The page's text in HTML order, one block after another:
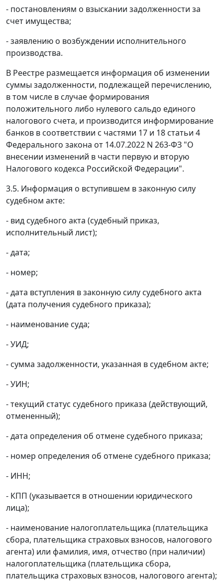
- постановлениям о взыскании задолженности за
счет имущества;
- заявлению о возбуждении исполнительного
производства.
В Реестре размещается информация об изменении
суммы задолженности, подлежащей перечислению,
в том числе в случае формирования
положительного либо нулевого сальдо единого
налогового счета, и производится информирование
банков в соответствии с частями 17 и 18 статьи 4
Федерального закона от 14.07.2022 N 263-ФЗ "О
внесении изменений в части первую и вторую
Налогового кодекса Российской Федерации".
3.5. Информация о вступившем в законную силу
судебном акте:
- вид судебного акта (судебный приказ,
исполнительный лист);
- дата;
- номер;
- дата вступления в законную силу судебного акта
(дата получения судебного приказа);
- наименование суда;
- УИД;
- сумма задолженности, указанная в судебном акте;
- УИН;
- текущий статус судебного приказа (действующий,
отмененный);
- дата определения об отмене судебного приказа;
- номер определения об отмене судебного приказа;
- ИНН;
- КПП (указывается в отношении юридического
лица);
- наименование налогоплательщика (плательщика
сбора, плательщика страховых взносов, налогового
агента) или фамилия, имя, отчество (при наличии)
налогоплательщика (плательщика сбора,
плательщика страховых взносов, налогового агента);